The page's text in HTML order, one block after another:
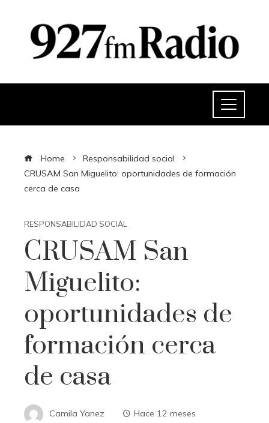
Home
Responsabilidad social
CRUSAM San Miguelito: oportunidades de formación
cerca de casa
RESPONSABILIDAD SOCIAL
CRUSAM San
Miguelito:
oportunidades de
formación cerca
de casa
Camila Yanez Hace 12 meses